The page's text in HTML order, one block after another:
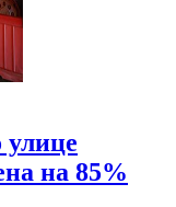
улице
на 85%